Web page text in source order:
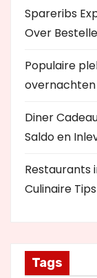
Spareribs
Over
Populaire
Diner
Saldo en
Restaurants
Culinaire Tips
Tags